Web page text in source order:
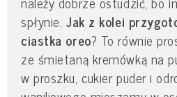
spłynie. Jak z kolei
ciastka oreo? To równie
ze śmietaną kremówką na
w proszku, cukier puder i